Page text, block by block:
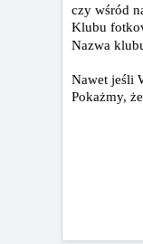
czy wśród
Klubu
Nazwa
Nawet jeśli
Pokażmy,